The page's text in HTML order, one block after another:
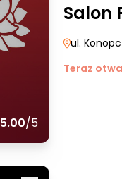
5.00/5
Salon
ul.
Teraz